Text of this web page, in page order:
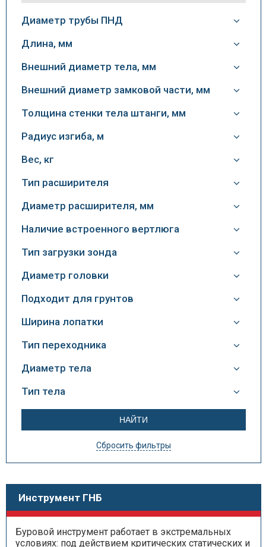
Диаметр трубы ПНД
Длина, мм
Внешний диаметр тела, мм
Внешний диаметр замковой части, мм
Толщина стенки тела штанги, мм
Радиус изгиба, м
Вес, кг
Тип расширителя
Диаметр расширителя, мм
Наличие встроенного вертлюга
Тип загрузки зонда
Диаметр головки
Подходит для грунтов
Ширина лопатки
Тип переходника
Диаметр тела
Тип тела
Сбросить фильтры
Инструмент ГНБ
Буровой инструмент работает в экстремальных
условиях: под действием критических статических и